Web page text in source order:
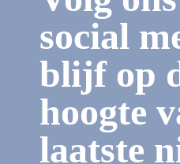
social
blijf op
hoogte
laatste